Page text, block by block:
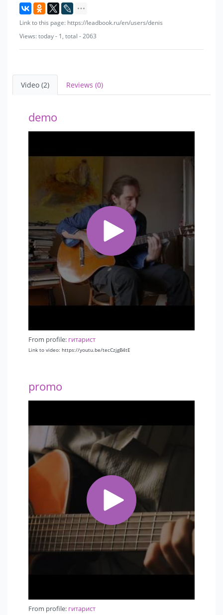
Link to this page: https://leadbook.ru/en/users/denis
Views: today - 1, total - 2063
Video (2) Reviews (0)
demo
From profile: гитарист
Link to video: https://youtu.be/tecCzjgB4tE
promo
From profile: гитарист